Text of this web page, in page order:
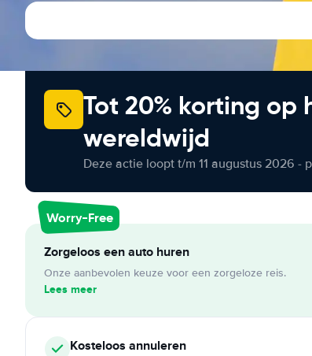
Tot 20% korting op
wereldwijd
Deze actie loopt t/m 11 augustus 2026 -
Worry-Free
Zorgeloos een auto huren
Onze aanbevolen keuze voor een zorgeloze reis.
Lees meer
Kosteloos annuleren